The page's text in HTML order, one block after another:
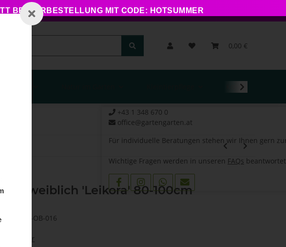
BEI VORBESTELLUNG MIT CODE: HOTSUMMER
0,00 €
Balkon Kontakt
+43 1 348 670 0
office@gartengarten.at
Für individuelle Beratungen stehen wir Ihnen gern
Wichtige Fragen werden in unseren FAQs
weiblich 'Leikora' 80-100cm
MP-OB-016
Sträucher